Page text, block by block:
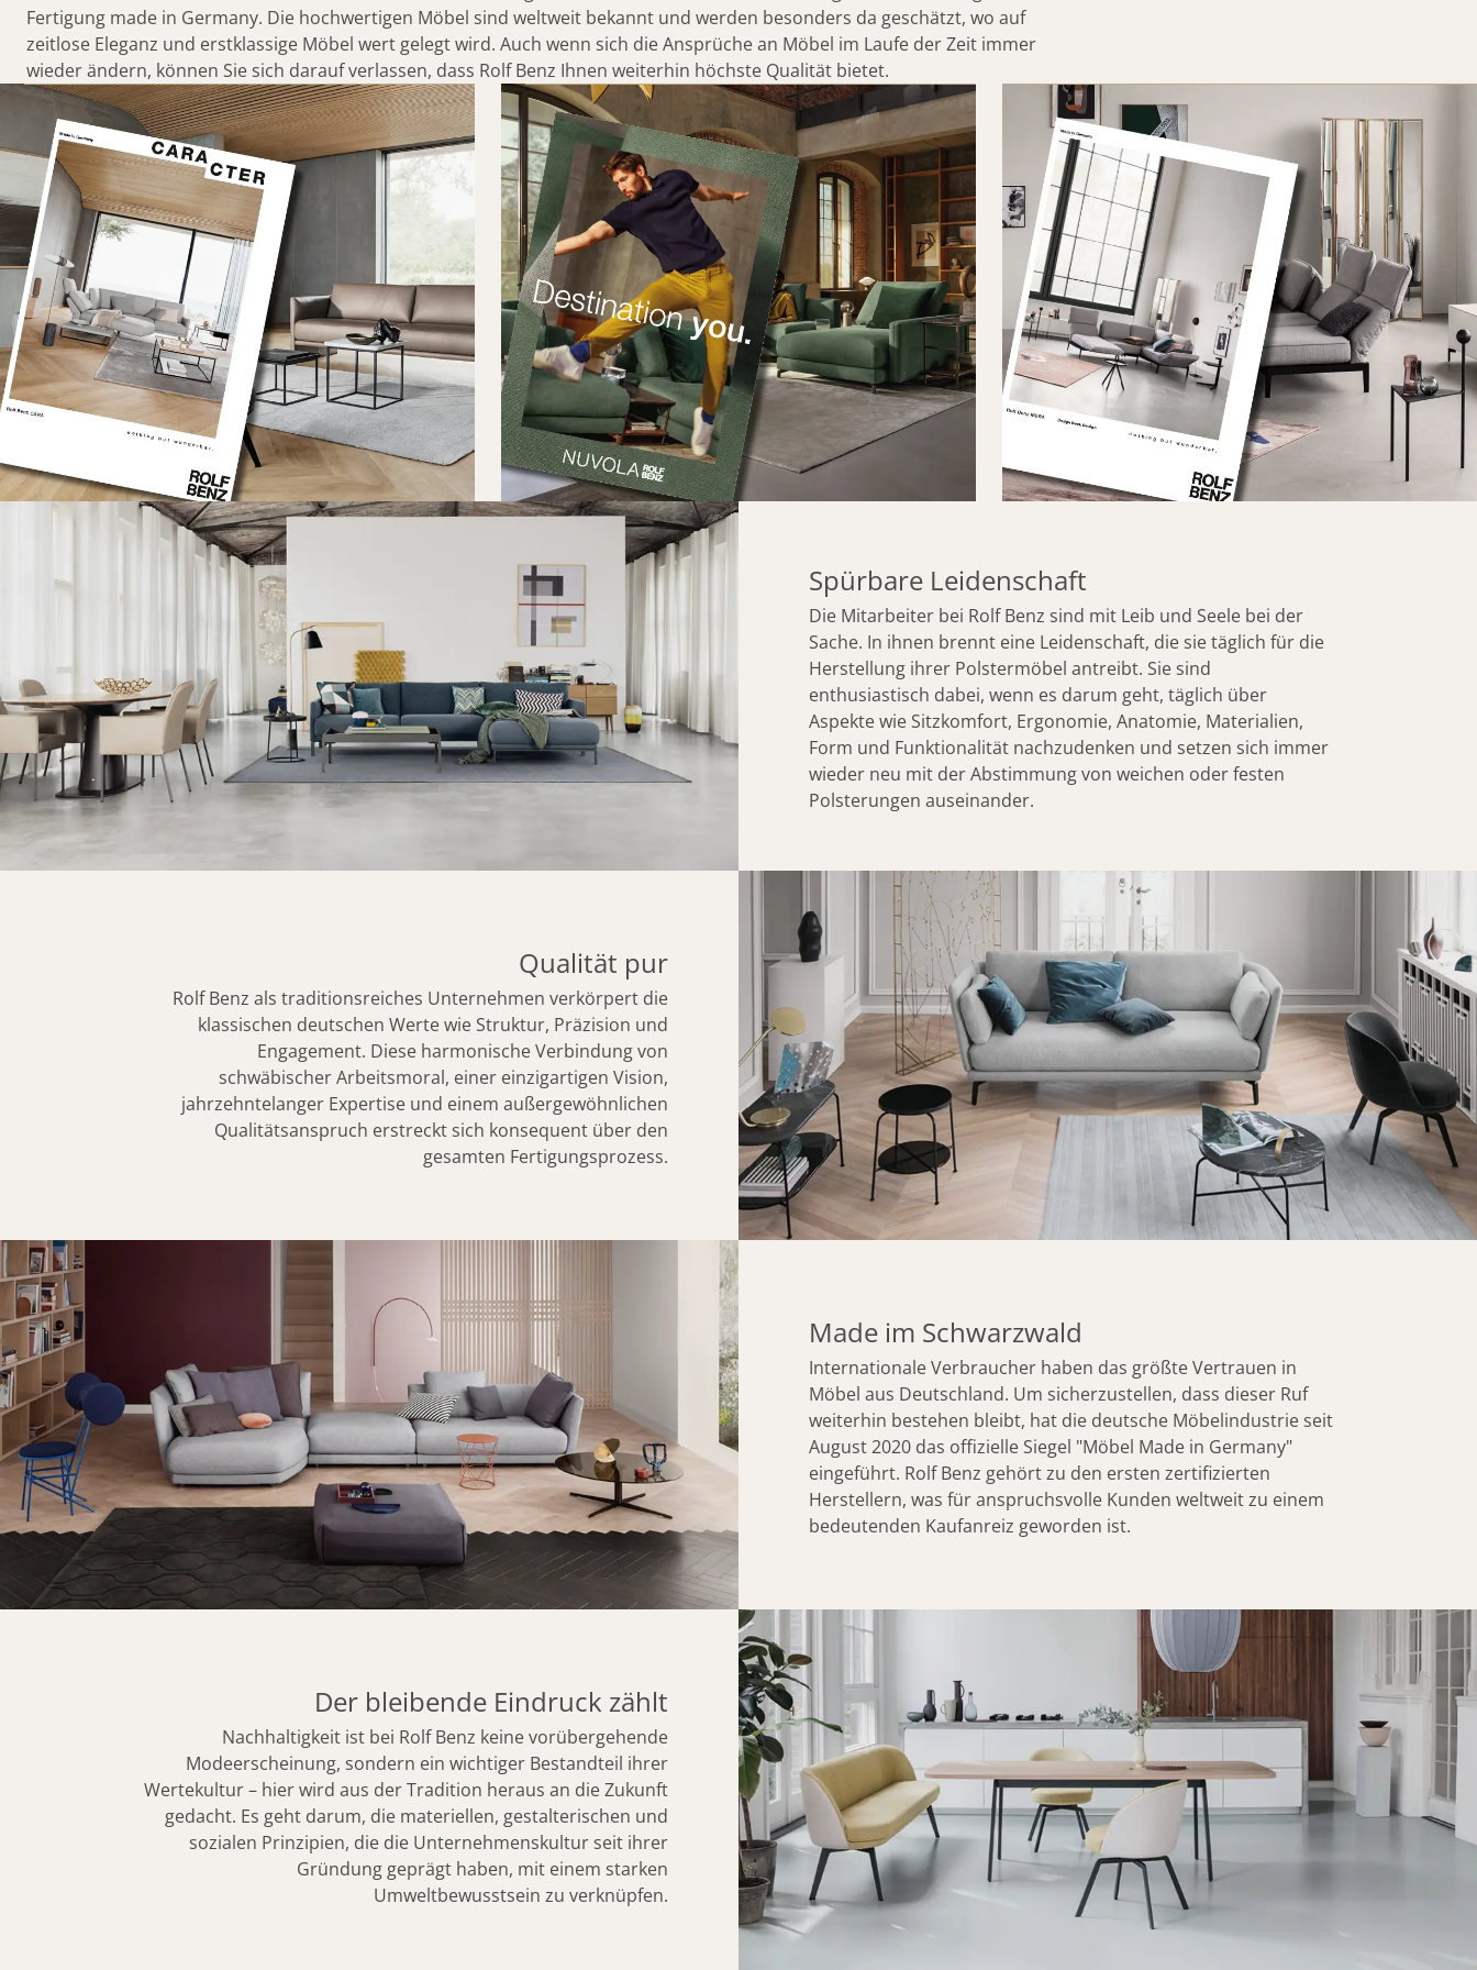
Fertigung made in Germany. Die hochwertigen Möbel sind weltweit bekannt und werden besonders da geschätzt, wo auf
zeitlose Eleganz und erstklassige Möbel wert gelegt wird. Auch wenn sich die Ansprüche an Möbel im Laufe der Zeit immer
wieder ändern, können Sie sich darauf verlassen, dass Rolf Benz Ihnen weiterhin höchste Qualität bietet.
CARA NUVOLA
Spürbare Leidenschaft
Die Mitarbeiter bei Rolf Benz sind mit Leib und Seele bei der
Sache. In ihnen brennt eine Leidenschaft, die sie täglich für die
Herstellung ihrer Polstermöbel antreibt. Sie sind
enthusiastisch dabei, wenn es darum geht, täglich über
Aspekte wie Sitzkomfort, Ergonomie, Anatomie, Materialien,
Form und Funktionalität nachzudenken und setzen sich immer
wieder neu mit der Abstimmung von weichen oder festen
Polsterungen auseinander.
Qualität pur
Rolf Benz als traditionsreiches Unternehmen verkörpert die
klassischen deutschen Werte wie Struktur, Präzision und
Engagement. Diese harmonische Verbindung von
schwäbischer Arbeitsmoral, einer einzigartigen Vision,
jahrzehntelanger Expertise und einem außergewöhnlichen
Qualitätsanspruch erstreckt sich konsequent über den
gesamten Fertigungsprozess.
Made im Schwarzwald
Internationale Verbraucher haben das größte Vertrauen in
Möbel aus Deutschland. Um sicherzustellen, dass dieser Ruf
weiterhin bestehen bleibt, hat die deutsche Möbelindustrie seit
August 2020 das offizielle Siegel "Möbel Made in Germany"
eingeführt. Rolf Benz gehört zu den ersten zertifizierten
Herstellern, was für anspruchsvolle Kunden weltweit zu einem
bedeutenden Kaufanreiz geworden ist.
Der bleibende Eindruck zählt
Nachhaltigkeit ist bei Rolf Benz keine vorübergehende
Modeerscheinung, sondern ein wichtiger Bestandteil ihrer
Wertekultur – hier wird aus der Tradition heraus an die Zukunft
gedacht. Es geht darum, die materiellen, gestalterischen und
sozialen Prinzipien, die die Unternehmenskultur seit ihrer
Gründung geprägt haben, mit einem starken
Umweltbewusstsein zu verknüpfen.